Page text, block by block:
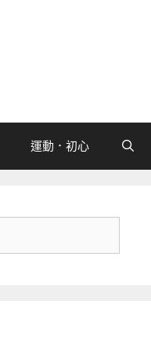
運動．初心